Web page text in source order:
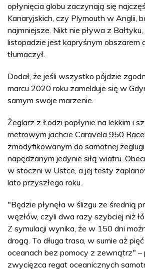
opłynięcia globu zaczynają się
Kanaryjskich, czy Plymouth w Anglii,
najmniejsze. Nikt nie pływa z
listopadzie jest kapryśnym obszarem
tłumaczył.
Dodał, że jeśli wszystko pójdzie
marcu 2020 roku zamelduje się w
samym swoje marzenie.
Żeglarz z Łodzi popłynie na lekkim i
metrowym jachcie Caravela 950
zmodyfikowanym do samotnej
napędzanym jedynie siłą wiatru.
w stoczni w Ustce, a jej testy
lato przyszłego roku.
"Będzie płynęła w ślizgu ze średnią
węzłów, czyli dwa razy szybciej niż
Z symulacji wynika, że w 150 dni
drogą. To długa trasa, w sumie aż
oceanach bez pomocy z zewnątrz" –
zwycięzca regat oceanicznych